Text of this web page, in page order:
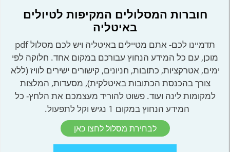
חוברות המסלולים המקיפות לטיולים
באיטליה
תדמיינו לכם- אתם מטיילים באיטליה ויש לכם מסלול pdf
מוכן, עם כל המידע הנחוץ עבורכם במקום אחד. חלוקה לפי
ימים, אטרקציות, כתובות, חניונים, קישורים ישירים לוויז (ללא
צורך בהכנסת הכתובות באיטלקית), מסעדות, המלצות
למקומות לינה ועוד. פשוט להוריד מעצמכם את הלחץ- כל
המידע הנחוץ במקום 1 נגיש וקל לתפעול.
לבחירת מסלול לחצו כאן